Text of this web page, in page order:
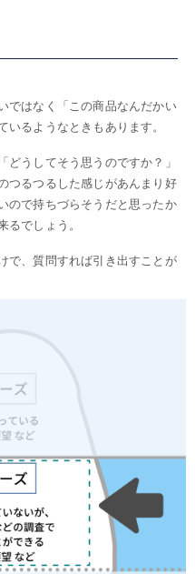
ではなく「この商品なんだかい
いるようなときもあります。
どうしてそう思うのですか？」
つるつるした感じがあんまり好
ので持ちづらそうだと思ったか
るでしょう。
で、質問すれば引き出すことが